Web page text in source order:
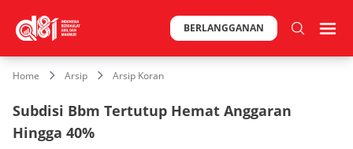
BERLANGGANAN
Home Arsip Arsip Koran
Subdisi Bbm Tertutup Hemat Anggaran
Hingga 40%